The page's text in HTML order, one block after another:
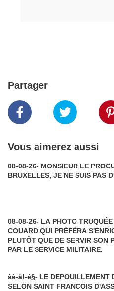
Partager
Vous aimerez aussi
08-08-26- MONSIEUR LE
08-08-26- LA PHOTO TRUQUÉE D'UN
COUARD QUI PRÉFÉRA
PLUTÔT QUE DE SERVIR SON
PAR LE SERVICE MILITAIRE.
àè-à!-é§- LE DEPOUILLEMENT
SELON SAINT FRANCOIS